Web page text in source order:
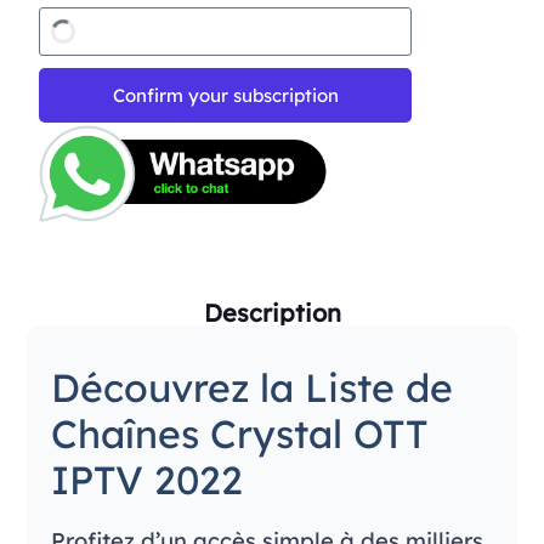
Confirm your subscription
Description
Découvrez la Liste de
Chaînes Crystal OTT
IPTV 2022